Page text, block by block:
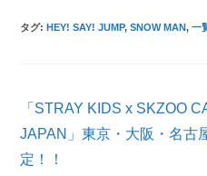
タグ:HEY! SAY! JUMP, SNOW MAN, 一
そ
他
の
記
「STRAY KIDS x SKZOO
JAPAN」東京・大阪・名古
定！！